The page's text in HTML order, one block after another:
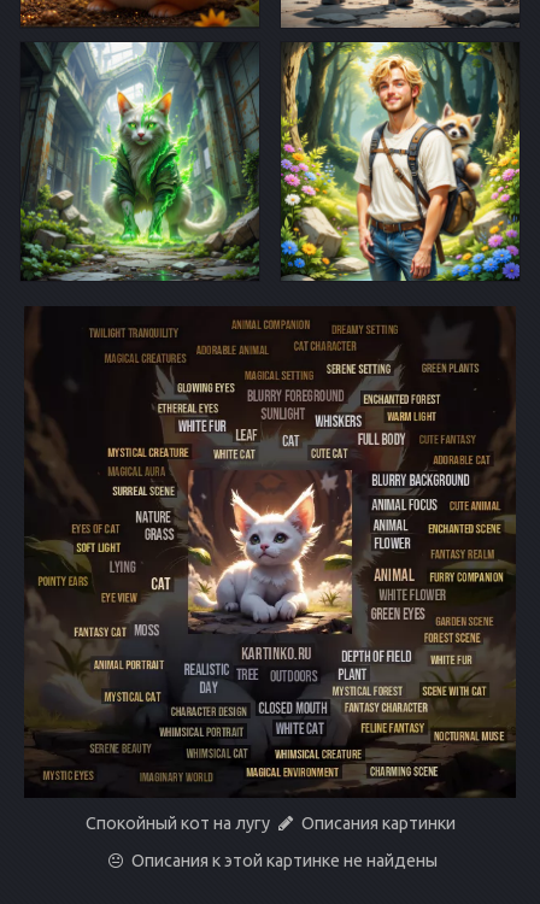
Спокойный кот на лугу
Описания картинки
Описания к этой картинке не найдены